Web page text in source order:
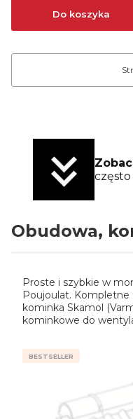
Do koszyka
Obudowa,
Proste i szybkie w
Poujoulat.
kominka Skamol
kominkowe do
BESTSELLER